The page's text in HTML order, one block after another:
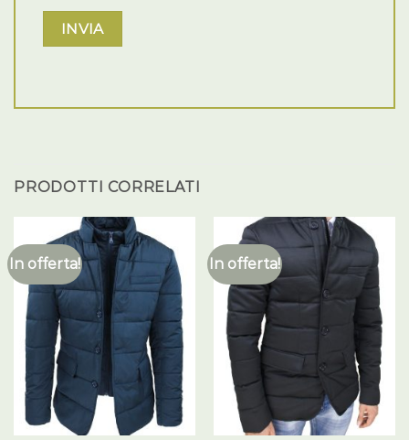
PRODOTTI CORRELATI
In offerta! In offerta!